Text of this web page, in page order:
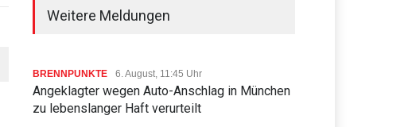
Weitere Meldungen
BRENNPUNKTE 6. August, 11:45 Uhr
Angeklagter wegen Auto-Anschlag in München
zu lebenslanger Haft verurteilt